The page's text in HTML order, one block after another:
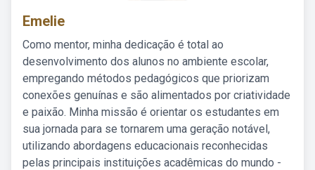
Emelie
Como mentor, minha dedicação é total ao
desenvolvimento dos alunos no ambiente escolar,
empregando métodos pedagógicos que priorizam
conexões genuínas e são alimentados por criatividade
e paixão. Minha missão é orientar os estudantes em
sua jornada para se tornarem uma geração notável,
utilizando abordagens educacionais reconhecidas
pelas principais instituições acadêmicas do mundo -